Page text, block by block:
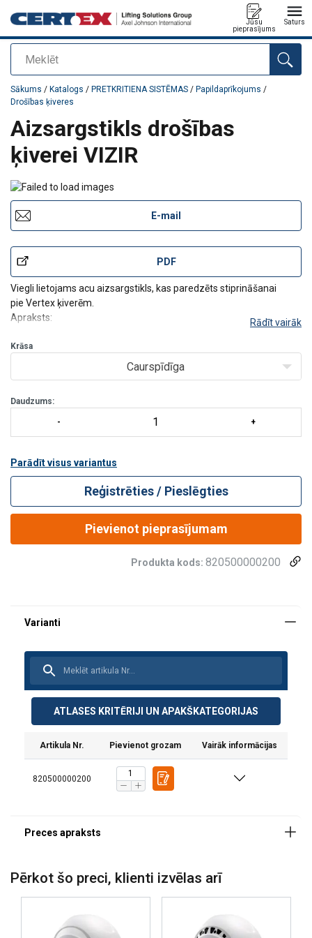
Meklēt
Jūsu
pieprasījums
Saturs
Pievienots jūsu pasūtījumam
Sākums / Katalogs / PRETKRITIENA SISTĒMAS / Papildaprīkojums /
Drošības ķiveres
Aizsargstikls drošības
ķiverei VIZIR
E-mail
PDF
Viegli lietojams acu aizsargstikls, kas paredzēts stiprināšanai
pie Vertex ķiverēm.
Apraksts:
- izturīgs pret skrāpējumiem un aizsvīšanu;
- pateicoties EASYCLIP stiprināšanas sistēmai, aizsargs ir ātri un
Rādīt vairāk
Krāsa
Caurspīdīga
Daudzums:
Parādīt visus variantus
Reģistrēties / Pieslēgties
Pievienot pieprasījumam
Produkta kods: 820500000200
ATLASES KRITĒRIJI UN APAKŠKATEGORIJAS
Artikula Nr. Pievienot grozam Vairāk informācijas
820500000200
Marķējums:
Pērkot šo preci, klienti izvēlas arī